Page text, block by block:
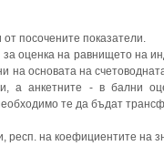
посочените показатели.
оценка на равнището на
на основата на
а анкетните - в бални
те да бъдат
респ. на коефициентите на